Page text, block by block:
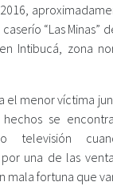
“Las Minas”
Intibucá, zona
el menor víctima
se
televisión
una de las
mala fortuna que